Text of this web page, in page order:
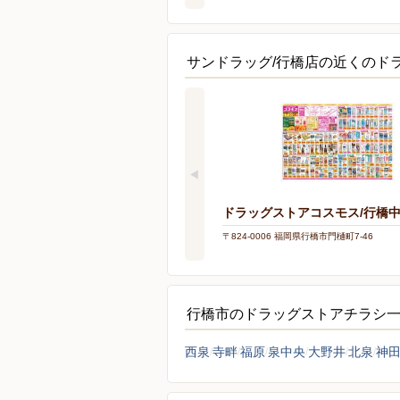
サンドラッグ/行橋店の近くのド
ドラッグストアコスモス/行橋
〒824-0006 福岡県行橋市門樋町7-46
行橋市のドラッグストアチラシ
西泉 寺畔福原 泉中央 大野井北泉 神